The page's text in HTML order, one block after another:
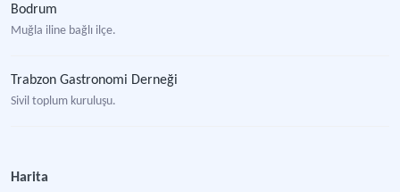
Bodrum
Muğla iline bağlı ilçe.
Trabzon Gastronomi Derneği
Sivil toplum kuruluşu.
Harita